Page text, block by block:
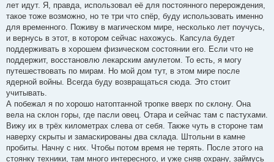
лет идут. Я, правда, использовал её для постоянного перерождения,
такое тоже возможно, но те три что спёр, буду использовать именно
для временного. Поживу в магическом мире, несколько лет поучусь,
и вернусь в этот, в котором сейчас нахожусь. Капсула будет
поддерживать в хорошем физическом состоянии его. Если что не
поддержит, восстановлю лекарским амулетом. То есть, я могу
путешествовать по мирам. Но мой дом тут, в этом мире после
ядерной войны. Всегда буду возвращаться сюда. Это стоит
учитывать.
А побежал я по хорошо натоптанной тропке вверх по склону. Она
вела на склон горы, где пасли овец. Отара и сейчас там с пастухами.
Вижу их в трёх километрах слева от себя. Также чуть в стороне там
наверху скрыты и замаскированы два склада. Штольни в камне
пробиты. Начну с них. Чтобы потом время не терять. После этого на
стоянку техники, там много интересного, и уже сняв охрану, займусь